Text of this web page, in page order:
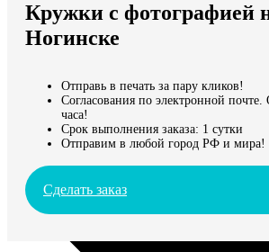
Мы доставляем по всему миру
Продолжить без города
Кружки с фотографией
Ногинске
Отправь в печать за пару кликов!
Согласования по электронной почте.
часа!
Срок выполнения заказа: 1 сутки
Отправим в любой город РФ и мира!
Сделать заказ